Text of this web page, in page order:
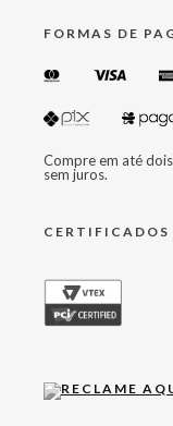
FORMAS DE
Compre em até
sem juros.
CERTIFICADOS